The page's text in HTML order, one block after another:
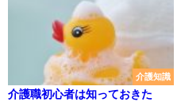
介護知識
介護職初心者は知っておきた